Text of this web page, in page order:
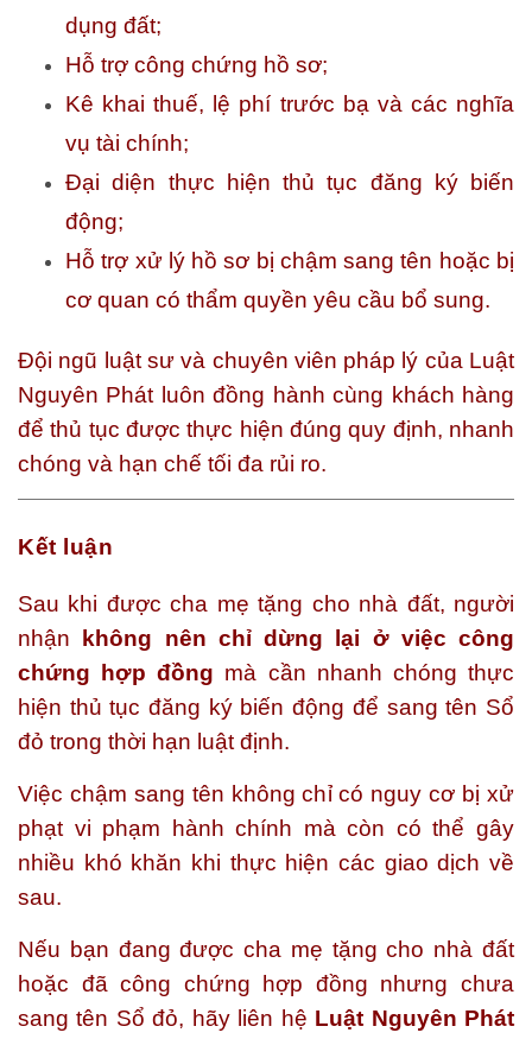
dụng đất;
Hỗ trợ công chứng hồ sơ;
Kê khai thuế, lệ phí trước bạ và các nghĩa
vụ tài chính;
Đại diện thực hiện thủ tục đăng ký biến
động;
Hỗ trợ xử lý hồ sơ bị chậm sang tên hoặc bị
cơ quan có thẩm quyền yêu cầu bổ sung.
Đội ngũ luật sư và chuyên viên pháp lý của Luật
Nguyên Phát luôn đồng hành cùng khách hàng
để thủ tục được thực hiện đúng quy định, nhanh
chóng và hạn chế tối đa rủi ro.
Kết luận
Sau khi được cha mẹ tặng cho nhà đất, người
nhận
không nên chỉ dừng lại ở việc công
chứng hợp đồng mà cần nhanh chóng thực
hiện thủ tục đăng ký biến động để sang tên Sổ
đỏ trong thời hạn luật định.
Việc chậm sang tên không chỉ có nguy cơ bị xử
phạt vi phạm hành chính mà còn có thể gây
nhiều khó khăn khi thực hiện các giao dịch về
sau.
Nếu bạn đang được cha mẹ tặng cho nhà đất
hoặc đã công chứng hợp đồng nhưng chưa
sang tên Sổ đỏ, hãy liên hệ Luật Nguyên Phát